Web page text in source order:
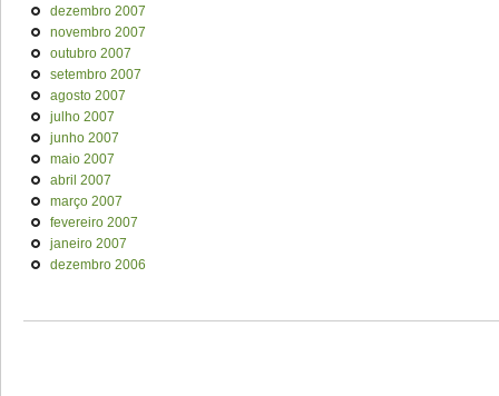
dezembro 2007
novembro 2007
outubro 2007
setembro 2007
agosto 2007
julho 2007
junho 2007
maio 2007
abril 2007
março 2007
fevereiro 2007
janeiro 2007
dezembro 2006